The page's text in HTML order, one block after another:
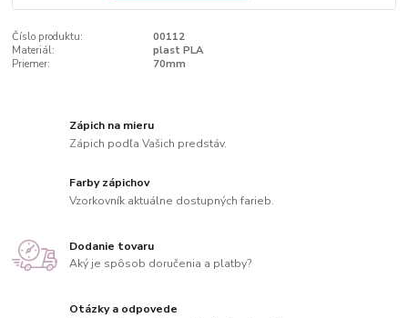
Číslo produktu:
00112
Materiál:
plast PLA
Priemer:
70mm
Zápich na mieru
Zápich podľa Vašich predstáv.
Farby zápichov
Vzorkovník aktuálne dostupných farieb.
Dodanie tovaru
Aký je spôsob doručenia a platby?
Otázky a odpovede